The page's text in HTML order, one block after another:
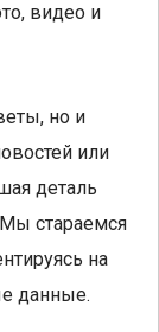
видео и
но и
или
деталь
стараемся
на
данные.